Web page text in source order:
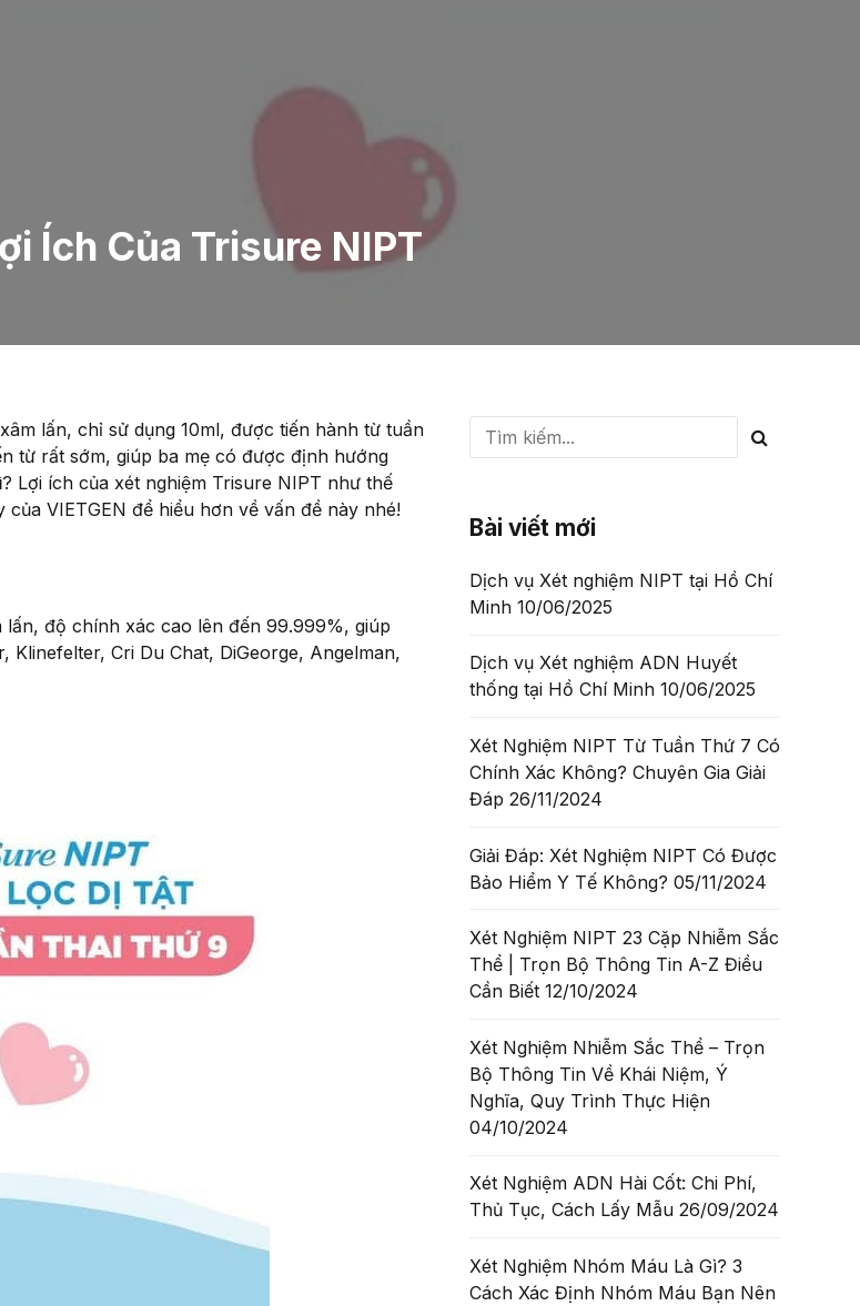
Ích Của Trisure NIPT
lấn, chỉ sử dụng 10ml, được tiến hành từ tuần
từ rất sớm, giúp ba mẹ có được định hướng
? Lợi ích của xét nghiệm Trisure NIPT như thế
VIETGEN để hiểu hơn về vấn đề này nhé!
độ chính xác cao lên đến 99.999%, giúp
Cri Du Chat, DiGeorge, Angelman,
Bài viết mới
Dịch vụ Xét nghiệm NIPT tại Hồ Chí
Minh 10/06/2025
Dịch vụ Xét nghiệm ADN Huyết
thống tại Hồ Chí Minh 10/06/2025
Xét Nghiệm NIPT Từ Tuần Thứ 7 Có
Chính Xác Không? Chuyên Gia Giải
Đáp 26/11/2024
Giải Đáp: Xét Nghiệm NIPT Có Được
Bảo Hiểm Y Tế Không? 05/11/2024
Xét Nghiệm NIPT 23 Cặp Nhiễm Sắc
Thể | Trọn Bộ Thông Tin A-Z Điều
Cần Biết 12/10/2024
Xét Nghiệm Nhiễm Sắc Thể – Trọn
Bộ Thông Tin Về Khái Niệm, Ý
Nghĩa, Quy Trình Thực Hiện
04/10/2024
Xét Nghiệm ADN Hài Cốt: Chi Phí,
Thủ Tục, Cách Lấy Mẫu 26/09/2024
Xét Nghiệm Nhóm Máu Là Gì? 3
Cách Xác Định Nhóm Máu Bạn Nên